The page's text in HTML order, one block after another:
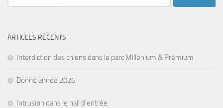
ARTICLES RÉCENTS
Interdiction des chiens dans le parc Millénium & Prémium
Bonne année 2026
Intrusion dans le hall d’entrée